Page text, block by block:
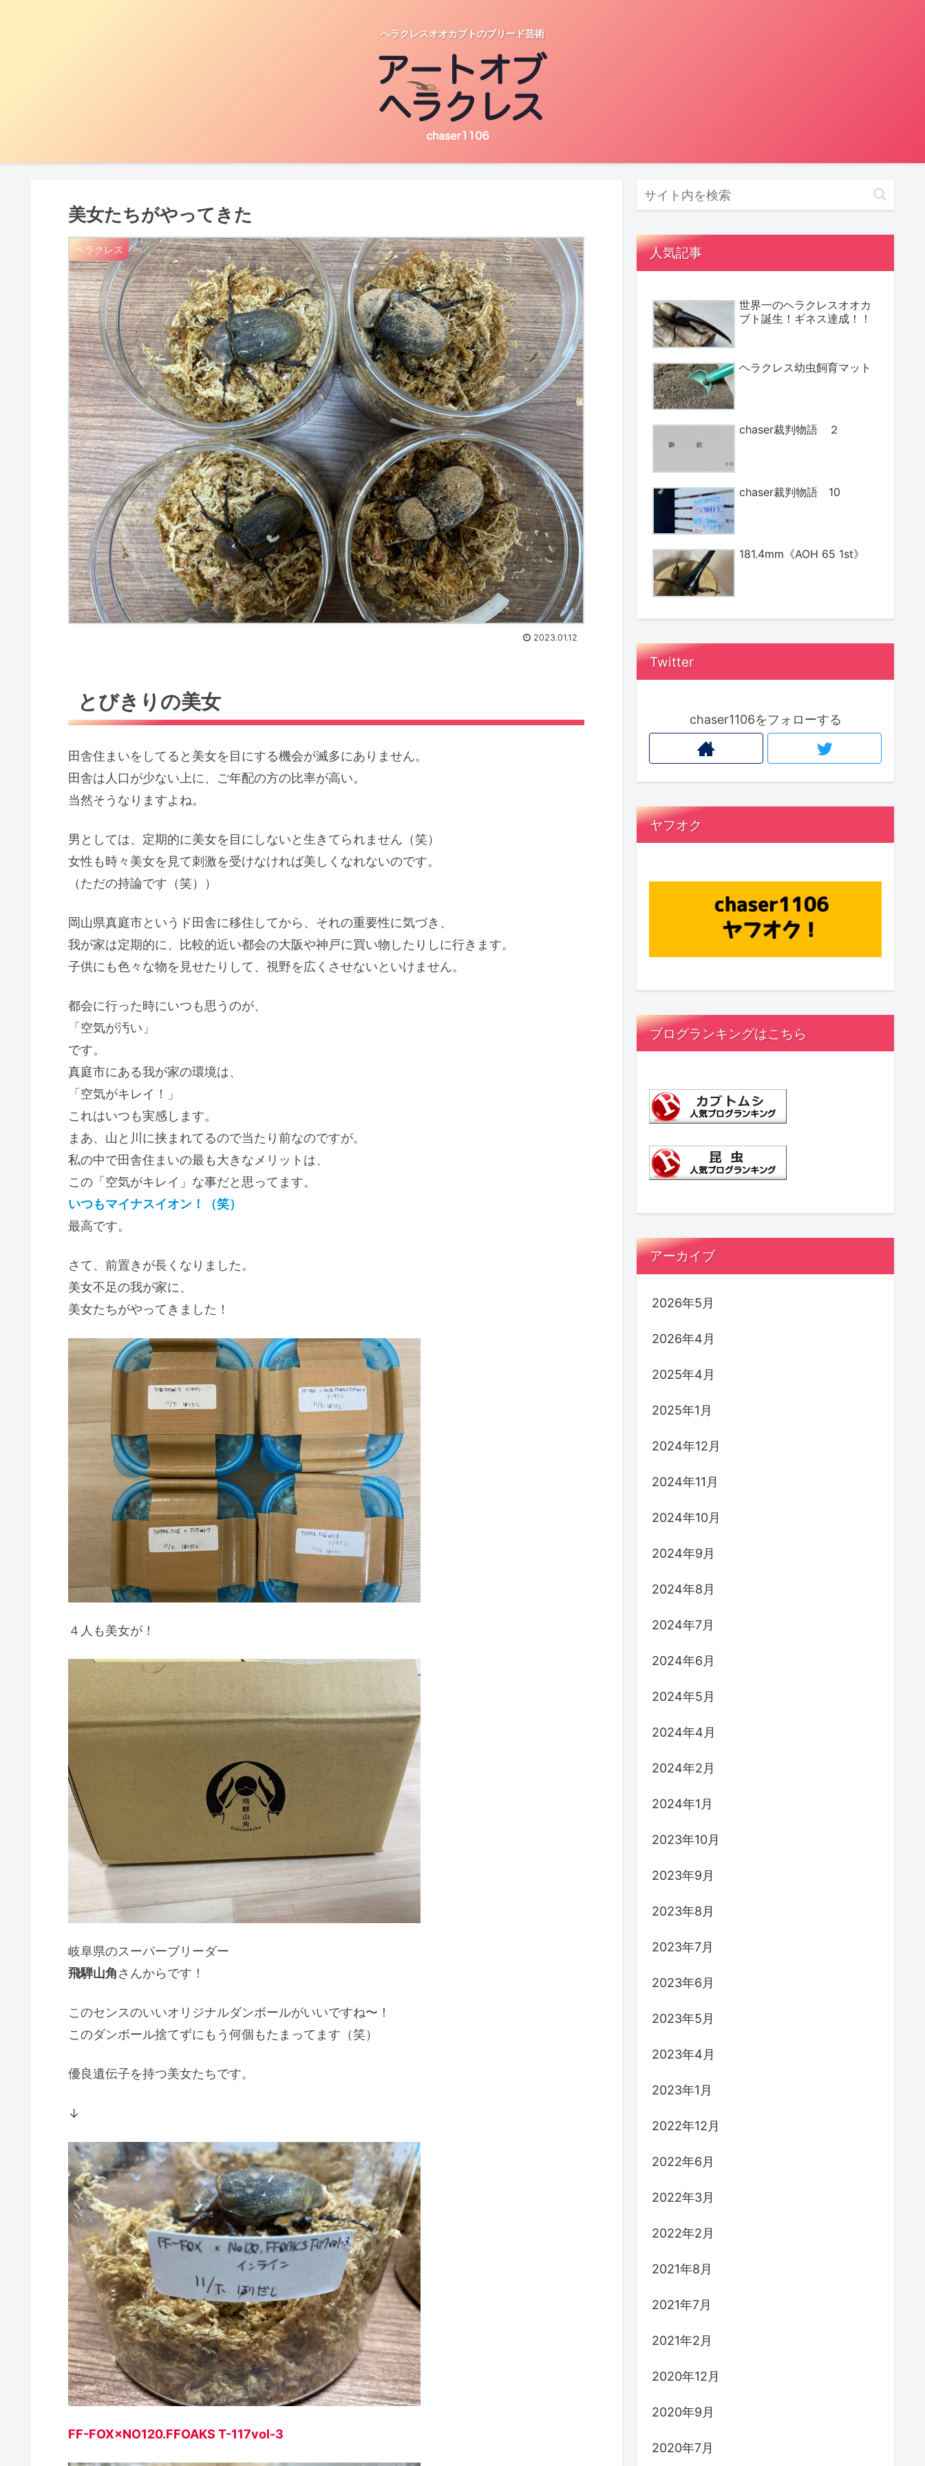
へラクレスオオカブトのブリード芸術
美女たちがやってきた
ヘラクレス
2023.01.12
とびきりの美女
田舎住まいをしてると美女を目にする機会が滅多にありません。
田舎は人口が少ない上に、ご年配の方の比率が高い。
当然そうなりますよね。
男としては、定期的に美女を目にしないと生きてられません（笑）
女性も時々美女を見て刺激を受けなければ美しくなれないのです。
（ただの持論です（笑））
岡山県真庭市というド田舎に移住してから、それの重要性に気づき、
我が家は定期的に、比較的近い都会の大阪や神戸に買い物したりしに行きます。
子供にも色々な物を見せたりして、視野を広くさせないといけません。
都会に行った時にいつも思うのが、
「空気が汚い」
です。
真庭市にある我が家の環境は、
「空気がキレイ！」
これはいつも実感します。
まあ、山と川に挟まれてるので当たり前なのですが。
私の中で田舎住まいの最も大きなメリットは、
この「空気がキレイ」な事だと思ってます。
いつもマイナスイオン！（笑）
最高です。
さて、前置きが長くなりました。
美女不足の我が家に、
美女たちがやってきました！
４人も美女が！
岐阜県のスーパーブリーダー
飛騨山角さんからです！
このセンスのいいオリジナルダンボールがいいですね〜！
このダンボール捨てずにもう何個もたまってます（笑）
優良遺伝子を持つ美女たちです。
↓
FF-FOX×NO120.FFOAKS T-117vol-3
人気記事
世界一のヘラクレスオオカ
ブト誕生！ギネス達成！！
ヘラクレス幼虫飼育マット
chaser裁判物語 ２
chaser裁判物語 10
181.4mm《AOH 65 1st》
Twitter
chaser1106をフォローする
ヤフオク
ブログランキングはこちら
アーカイブ
2026年5月
2026年4月
2025年4月
2025年1月
2024年12月
2024年11月
2024年10月
2024年9月
2024年8月
2024年7月
2024年6月
2024年5月
2024年4月
2024年2月
2024年1月
2023年10月
2023年9月
2023年8月
2023年7月
2023年6月
2023年5月
2023年4月
2023年1月
2022年12月
2022年6月
2022年3月
2022年2月
2021年8月
2021年7月
2021年2月
2020年12月
2020年9月
2020年7月